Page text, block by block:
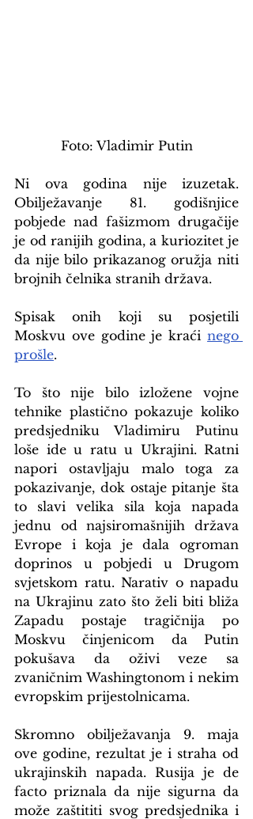
Foto: Vladimir Putin
Ni ova godina nije izuzetak.
Obilježavanje 81. godišnjice
pobjede nad fašizmom drugačije
je od ranijih godina, a kuriozitet je
da nije bilo prikazanog oružja niti
brojnih čelnika stranih država.
Spisak onih koji su posjetili
Moskvu ove godine je kraći nego
prošle.
To što nije bilo izložene vojne
tehnike plastično pokazuje koliko
predsjedniku Vladimiru Putinu
loše ide u ratu u Ukrajini. Ratni
napori ostavljaju malo toga za
pokazivanje, dok ostaje pitanje šta
to slavi velika sila koja napada
jednu od najsiromašnijih država
Evrope i koja je dala ogroman
doprinos u pobjedi u Drugom
svjetskom ratu. Narativ o napadu
na Ukrajinu zato što želi biti bliža
Zapadu postaje tragičnija po
Moskvu činjenicom da Putin
pokušava da oživi veze sa
zvaničnim Washingtonom i nekim
evropskim prijestolnicama.
Skromno obilježavanja 9. maja
ove godine, rezultat je i straha od
ukrajinskih napada. Rusija je de
facto priznala da nije sigurna da
može zaštititi svog predsjednika i